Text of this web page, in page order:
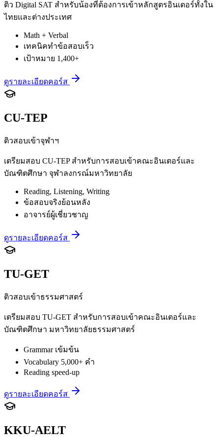
ติว Digital SAT สำหรับน้องที่ต้องการเข้าหลักสูตรอินเตอร์ทั้งใน
ไทยและต่างประเทศ
Math + Verbal
เทคนิคทำข้อสอบเร็ว
เป้าหมาย 1,400+
ดูรายละเอียดคอร์ส
CU-TEP
ติวสอบเข้าจุฬาฯ
เตรียมสอบ CU-TEP สำหรับการสอบเข้าคณะอินเตอร์และ
บัณฑิตศึกษา จุฬาลงกรณ์มหาวิทยาลัย
Reading, Listening, Writing
ข้อสอบจริงย้อนหลัง
อาจารย์ผู้เชี่ยวชาญ
ดูรายละเอียดคอร์ส
TU-GET
ติวสอบเข้าธรรมศาสตร์
เตรียมสอบ TU-GET สำหรับการสอบเข้าคณะอินเตอร์และ
บัณฑิตศึกษา มหาวิทยาลัยธรรมศาสตร์
Grammar เข้มข้น
Vocabulary 5,000+ คำ
Reading speed-up
ดูรายละเอียดคอร์ส
KKU-AELT